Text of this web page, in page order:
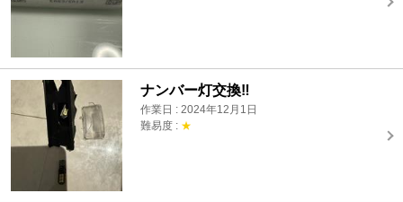
ナンバー灯交換‼️
作業日 : 2024年12月1日
難易度 : ★